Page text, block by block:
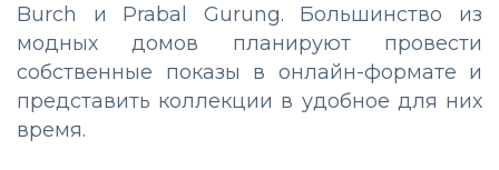
Burch и Prabal Gurung. Большинство из
модных домов планируют провести
собственные показы в онлайн-формате и
представить коллекции в удобное для них
время.